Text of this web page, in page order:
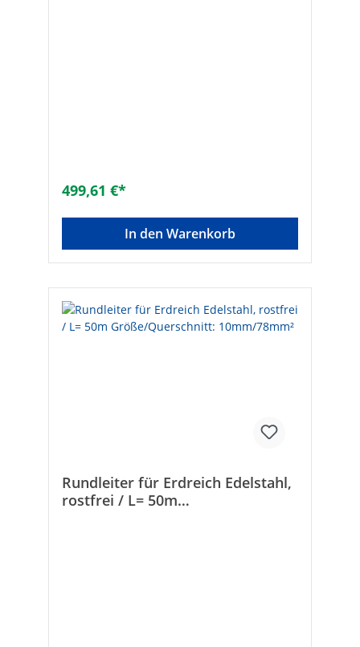
499,61 €*
In den Warenkorb
Rundleiter für Erdreich Edelstahl,
rostfrei / L= 50m